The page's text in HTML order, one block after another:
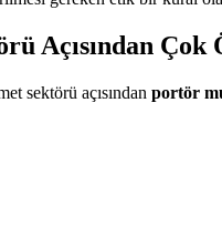
Açısından
sektörü açısından portör